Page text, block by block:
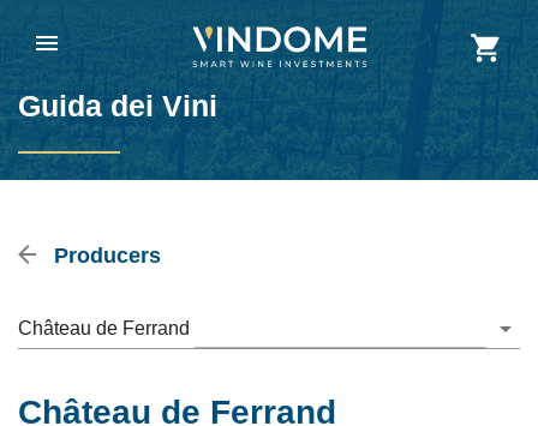
Guida dei Vini
Producers
Château de Ferrand
Château de Ferrand